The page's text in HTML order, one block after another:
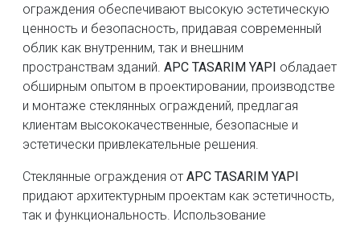
ограждения обеспечивают высокую эстетическую
ценность и безопасность, придавая современный
облик как внутренним, так и внешним
пространствам зданий. APC TASARIM YAPI обладает
обширным опытом в проектировании, производстве
и монтаже стеклянных ограждений, предлагая
клиентам высококачественные, безопасные и
эстетически привлекательные решения.
Стеклянные ограждения от APC TASARIM YAPI
придают архитектурным проектам как эстетичность,
так и функциональность. Использование